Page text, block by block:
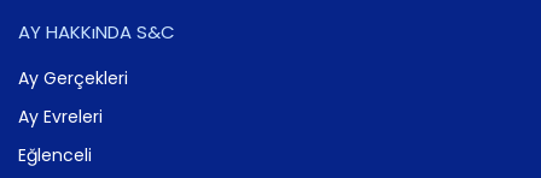
AY HAKKıNDA S&C
Ay Gerçekleri
Ay Evreleri
Eğlenceli